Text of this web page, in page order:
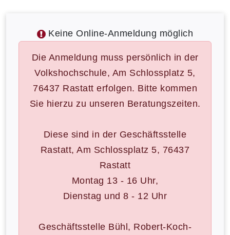
Keine Online-Anmeldung möglich
Die Anmeldung muss persönlich in der
Volkshochschule, Am Schlossplatz 5,
76437 Rastatt erfolgen. Bitte kommen
Sie hierzu zu unseren Beratungszeiten.
Diese sind in der Geschäftsstelle
Rastatt, Am Schlossplatz 5, 76437
Rastatt
Montag 13 - 16 Uhr,
Dienstag und 8 - 12 Uhr
Geschäftsstelle Bühl, Robert-Koch-